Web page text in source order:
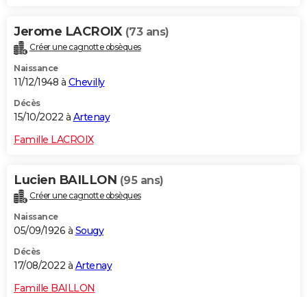
Jerome LACROIX (73 ans)
Créer une cagnotte obsèques
Naissance
11/12/1948 à Chevilly
Décès
15/10/2022 à Artenay
Famille LACROIX
Lucien BAILLON (95 ans)
Créer une cagnotte obsèques
Naissance
05/09/1926 à Sougy
Décès
17/08/2022 à Artenay
Famille BAILLON